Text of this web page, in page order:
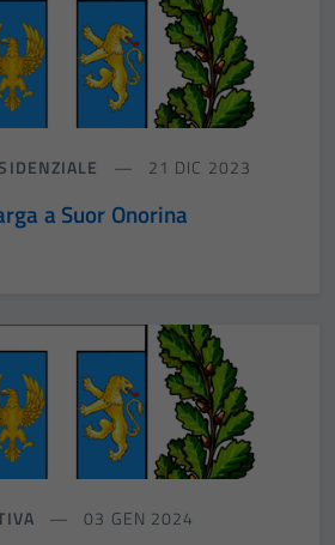
21 DIC 2023
a Suor Onorina
03 GEN 2024